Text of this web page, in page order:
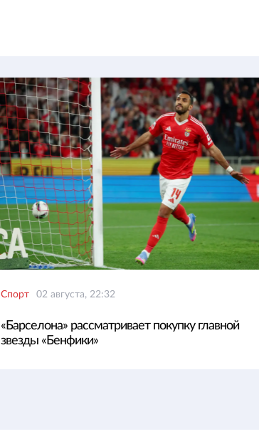
Спорт 02 августа, 22:32
«Барселона» рассматривает покупку главной
звезды «Бенфики»